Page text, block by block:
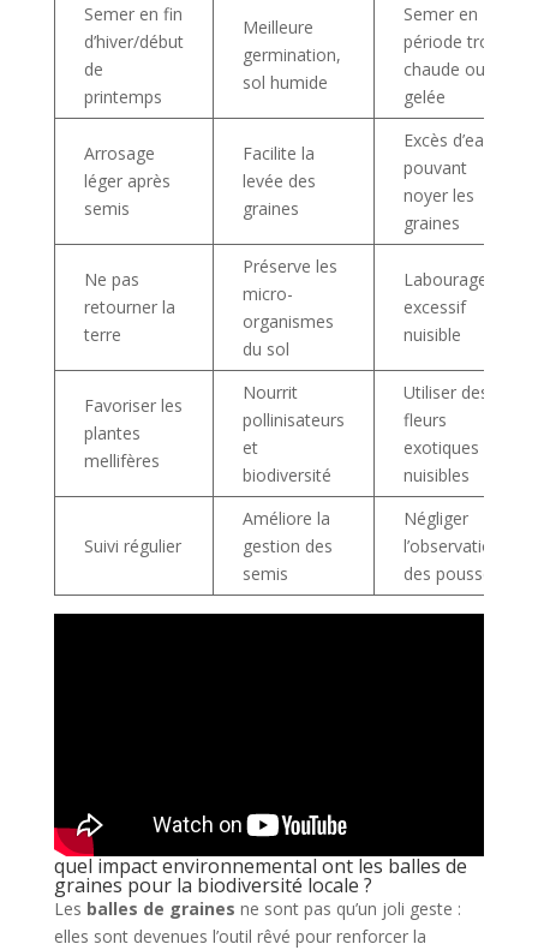
Semer en fin
d’hiver/début
de
printemps
Meilleure
germination,
sol humide
Semer en
période trop
chaude ou
gelée
Arrosage
léger après
semis
Facilite la
levée des
graines
Excès d’eau
pouvant
noyer les
graines
Ne pas
retourner la
terre
Préserve les
micro-
organismes
du sol
Labourage
excessif
nuisible
Favoriser les
plantes
mellifères
Nourrit
pollinisateurs
et
biodiversité
Utiliser des
fleurs
exotiques
nuisibles
Suivi régulier
Améliore la
gestion des
semis
Négliger
l’observation
des pousses
quel impact environnemental ont les balles de
graines pour la biodiversité locale ?
Les balles de graines ne sont pas qu’un joli geste :
elles sont devenues l’outil rêvé pour renforcer la